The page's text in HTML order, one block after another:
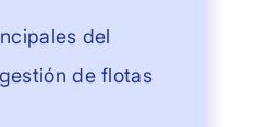
del
de flotas